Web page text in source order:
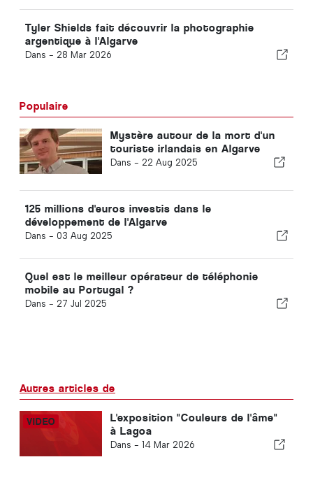
Tyler Shields fait découvrir la photographie
argentique à l'Algarve
Dans - 28 Mar 2026
Populaire
Mystère autour de la mort d'un
touriste irlandais en Algarve
Dans - 22 Aug 2025
125 millions d'euros investis dans le
développement de l'Algarve
Dans - 03 Aug 2025
Quel est le meilleur opérateur de téléphonie
mobile au Portugal ?
Dans - 27 Jul 2025
Autres articles de
L'exposition "Couleurs de l'âme"
à Lagoa
Dans - 14 Mar 2026